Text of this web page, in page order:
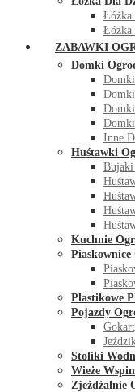
Łóżka
Łóżka
ZABAWKI
Domki
Inne
Huśtawki
Bujaki
Kuchnie
Piaskownice
Plastikowe
Pojazdy
Stoliki
Wieże
Zjeżdżalnie